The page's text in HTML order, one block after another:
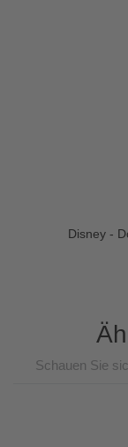
Disney -
Schauen Sie